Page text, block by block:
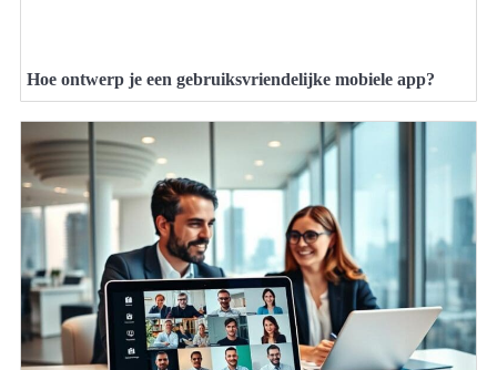
Hoe ontwerp je een gebruiksvriendelijke mobiele app?